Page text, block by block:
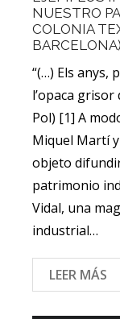
NUESTRO
COLONIA
BARCELONA)
“(…) Els anys,
l’opaca
Pol) [1] A
Miquel Martí
objeto
patrimonio
Vidal, una
industrial…
LEER MÁS